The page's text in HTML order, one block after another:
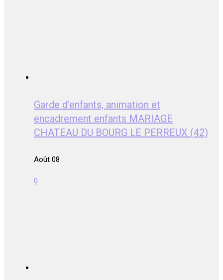
Garde d’enfants, animation et
encadrement enfants MARIAGE
CHATEAU DU BOURG LE PERREUX (42)
Août 08
0